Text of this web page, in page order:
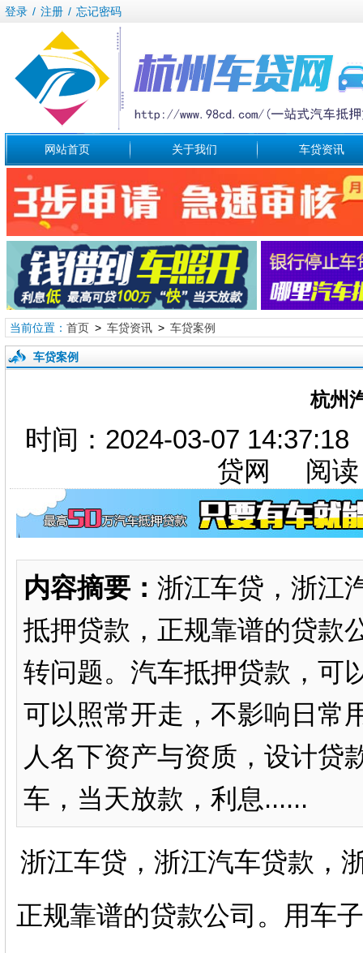
登录 / 注册 / 忘记密码
网站首页 关于我们 车贷资讯
当前位置： 首页> 车贷资讯> 车贷案例
车贷案例
杭州
时间：2024-03-07
贷网 阅读
内容摘要： 浙江车贷，浙江
抵押贷款，正规靠谱的贷款
转问题。汽车抵押贷款，可
可以照常开走，不影响日常
人名下资产与资质，设计贷
车，当天放款，利息......
浙江车贷，浙江汽车贷款，
正规靠谱的贷款公司。用车